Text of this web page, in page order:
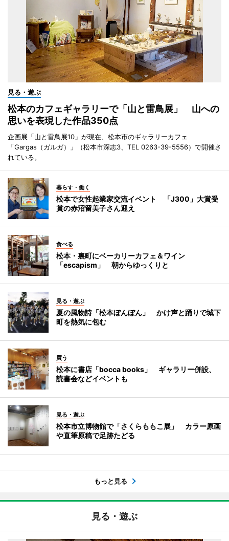
見る・遊ぶ
松本のカフェギャラリーで「山と雷鳥展」 山への
思いを表現した作品350点
企画展「山と雷鳥展10」が現在、松本市のギャラリーカフェ
「Gargas（ガルガ）」（松本市深志3、TEL 0263-39-5556）で開催さ
れている。
暮らす・働く
松本で女性起業家交流イベント 「J300」大賞受
賞の赤沼留美子さん迎え
食べる
松本・裏町にベーカリーカフェ＆ワイン
「escapism」 朝からゆっくりと
見る・遊ぶ
夏の風物詩「松本ぼんぼん」 かけ声と踊りで城下
町を熱気に包む
買う
松本に書店「bocca books」 ギャラリー併設、
読書会などイベントも
見る・遊ぶ
松本市立博物館で「さくらももこ展」 カラー原画
や直筆原稿で足跡たどる
もっと見る
見る・遊ぶ